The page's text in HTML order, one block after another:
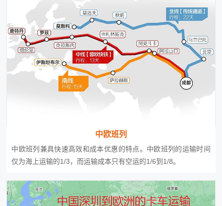
中欧班列
中欧班列兼具快速高效和成本优惠的特点。中欧班列的运输时间
仅为海上运输的1/3，而运输成本只有空运的1/6到1/8。